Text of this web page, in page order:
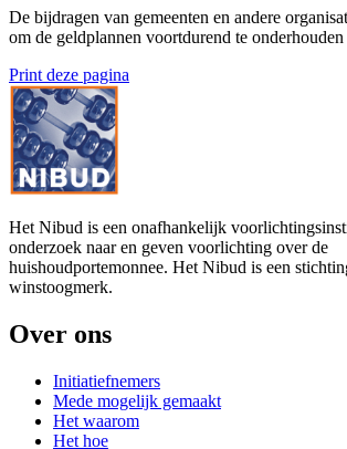
De bijdragen van gemeenten en andere
om de geldplannen voortdurend te onderhouden
Print deze pagina
Het Nibud is een onafhankelijk
onderzoek naar en geven voorlichting over de
huishoudportemonnee. Het Nibud is een
winstoogmerk.
Over ons
Initiatiefnemers
Mede mogelijk gemaakt
Het waarom
Het hoe